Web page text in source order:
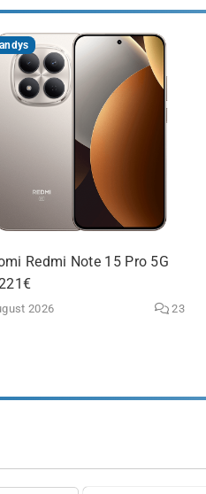
Redmi Note 15 Pro 5G
2026 23